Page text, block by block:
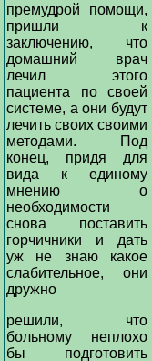
премудрой помощи,
пришли к
заключению, что
домашний врач
лечил этого
пациента по своей
системе, а они будут
лечить своих своими
методами. Под
конец, придя для
вида к единому
мнению о
необходимости
снова поставить
горчичники и дать
уж не знаю какое
слабительное, они
дружно
решили, что
больному неплохо
бы подготовить